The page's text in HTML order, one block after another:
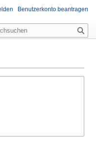
Benutzerkonto beantragen